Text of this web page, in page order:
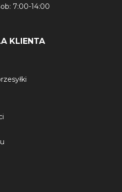
7:00-14:00
KLIENTA